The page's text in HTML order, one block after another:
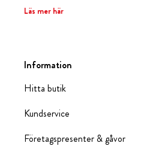
Läs mer här
Information
Hitta butik
Kundservice
Företagspresenter & gåvor